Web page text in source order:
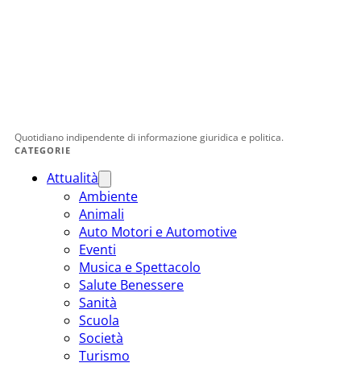
Quotidiano indipendente di informazione giuridica e politica.
CATEGORIE
Attualità
Ambiente
Animali
Auto Motori e Automotive
Eventi
Musica e Spettacolo
Salute Benessere
Sanità
Scuola
Società
Turismo